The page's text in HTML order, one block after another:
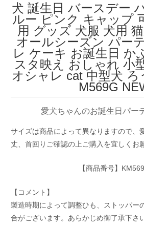
犬 誕生日 バースデー
ルー ピンク キャップ
用 グッズ 犬服 犬用
オールシーズン パー
レ ケーキ お誕生日 か
スタ映え おしゃれ 小
オシャレ cat 中型犬 ろ
M569G
愛犬ちゃんのお誕生日パー
サイズは商品によって異なりますので、
丈、首回りご確認の上ご購入を宜しくお
【商品番号】
【コメント】
製造時期によって調整ひも、ストッパー
合がございます。あらかじめ御了承下さ